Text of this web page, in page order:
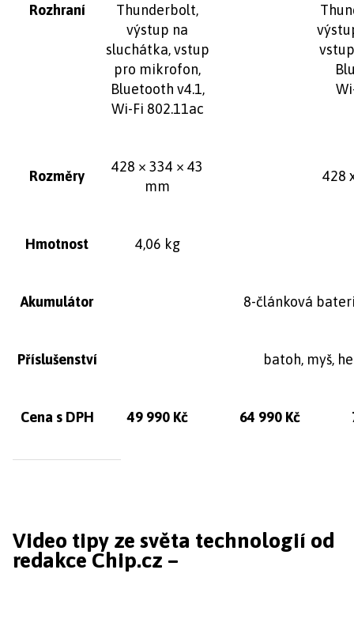
Rozhraní
Thunderbolt,
výstup na
sluchátka, vstup
pro mikrofon,
Bluetooth v4.1,
Wi-Fi 802.11ac
Rozměry
428 × 334 × 43
mm
428
Hmotnost 4,06 kg
Akumulátor 8-článková
Příslušenství batoh, myš,
Cena s DPH 49 990 Kč 64 990 Kč
Video tipy ze světa technologií od
redakce Chip.cz –